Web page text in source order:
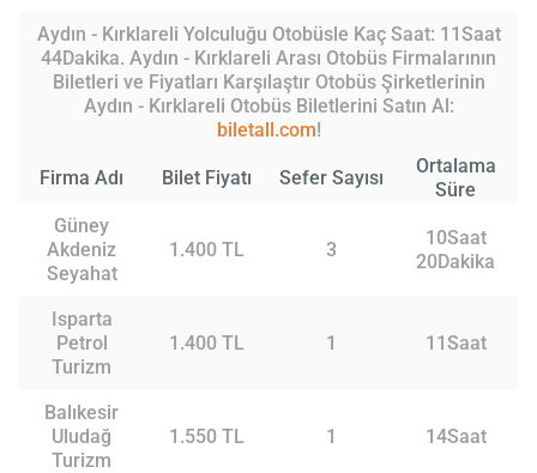
Aydın - Kırklareli Yolculuğu Otobüsle Kaç Saat: 11Saat
44Dakika. Aydın - Kırklareli Arası Otobüs Firmalarının
Biletleri ve Fiyatları Karşılaştır Otobüs Şirketlerinin
Aydın - Kırklareli Otobüs Biletlerini Satın Al:
biletall.com!
Firma Adı Bilet Fiyatı Sefer Sayısı
Ortalama
Süre
Güney
Akdeniz
Seyahat
1.400 TL 3
10Saat
20Dakika
Isparta
Petrol
Turizm
1.400 TL 1 11Saat
Balıkesir
Uludağ
Turizm
1.550 TL 1 14Saat